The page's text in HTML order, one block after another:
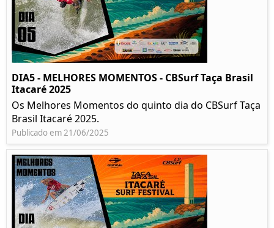
DIA5 - MELHORES MOMENTOS - CBSurf Taça Brasil
Itacaré 2025
Os Melhores Momentos do quinto dia do CBSurf Taça
Brasil Itacaré 2025.
Publicado em 21/06/2025